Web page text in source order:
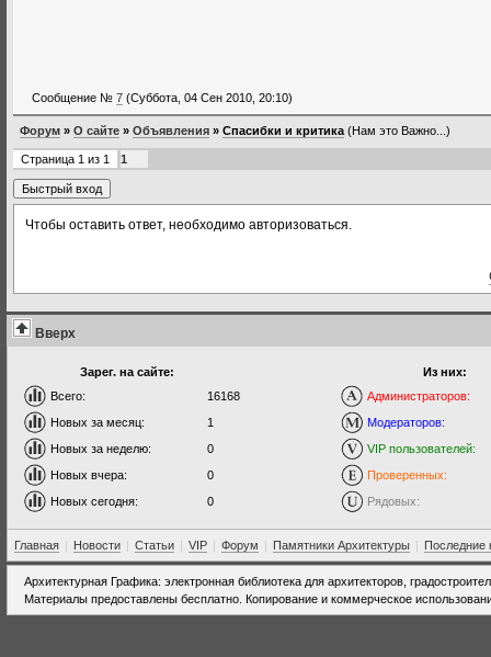
Сообщение № 7 (Суббота, 04 Сен 2010, 20:10)
Форум » О сайте » Объявления » Спасибки и критика (Нам это Важно...)
Страница 1 из 1 1
Чтобы оставить ответ, необходимо авторизоваться.
Вверх
Зарег. на сайте:
Всего:
16168
Новых за месяц:
1
Новых за неделю:
0
Новых вчера:
0
Новых сегодня:
0
Из них:
Администраторов:
Модераторов:
VIP пользователей:
Проверенных:
Рядовых:
Главная | Новости | Статьи | VIP | Форум | Памятники Архитектуры | Последние
Архитектурная Графика: электронная библиотека для архитекторов,
Материалы предоставлены бесплатно. Копирование и коммерческое